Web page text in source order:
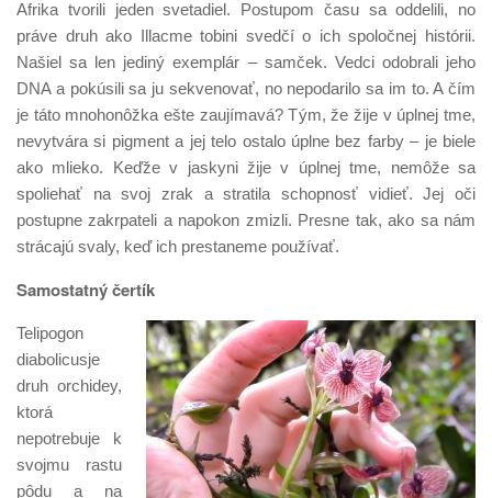
Afrika tvorili jeden svetadiel. Postupom času sa oddelili, no
práve druh ako Illacme tobini svedčí o ich spoločnej histórii.
Našiel sa len jediný exemplár – samček. Vedci odobrali jeho
DNA a pokúsili sa ju sekvenovať, no nepodarilo sa im to. A čím
je táto mnohonôžka ešte zaujímavá? Tým, že žije v úplnej tme,
nevytvára si pigment a jej telo ostalo úplne bez farby – je biele
ako mlieko. Keďže v jaskyni žije v úplnej tme, nemôže sa
spoliehať na svoj zrak a stratila schopnosť vidieť. Jej oči
postupne zakrpateli a napokon zmizli. Presne tak, ako sa nám
strácajú svaly, keď ich prestaneme používať.
Samostatný čertík
Telipogon
diabolicusje
druh orchidey,
ktorá
nepotrebuje k
svojmu rastu
pôdu a na